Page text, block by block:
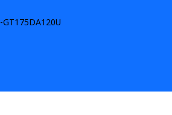
GT175DA120U